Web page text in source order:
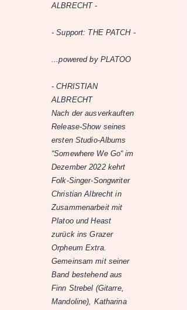
ALBRECHT -
- Support: THE PATCH -
...powered by PLATOO
- CHRISTIAN
ALBRECHT
Nach der ausverkauften
Release-Show seines
ersten Studio-Albums
“Somewhere We Go“ im
Dezember 2022 kehrt
Folk-Singer-Songwriter
Christian Albrecht in
Zusammenarbeit mit
Platoo und Heast
zurück ins Grazer
Orpheum Extra.
Gemeinsam mit seiner
Band bestehend aus
Finn Strebel (Gitarre,
Mandoline), Katharina